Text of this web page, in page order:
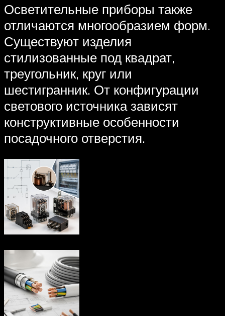
Осветительные приборы также
отличаются многообразием форм.
Существуют изделия
стилизованные под квадрат,
треугольник, круг или
шестигранник. От конфигурации
светового источника зависят
конструктивные особенности
посадочного отверстия.